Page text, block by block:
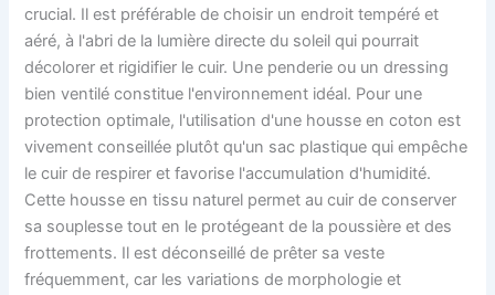
crucial. Il est préférable de choisir un endroit tempéré et
aéré, à l'abri de la lumière directe du soleil qui pourrait
décolorer et rigidifier le cuir. Une penderie ou un dressing
bien ventilé constitue l'environnement idéal. Pour une
protection optimale, l'utilisation d'une housse en coton est
vivement conseillée plutôt qu'un sac plastique qui empêche
le cuir de respirer et favorise l'accumulation d'humidité.
Cette housse en tissu naturel permet au cuir de conserver
sa souplesse tout en le protégeant de la poussière et des
frottements. Il est déconseillé de prêter sa veste
fréquemment, car les variations de morphologie et